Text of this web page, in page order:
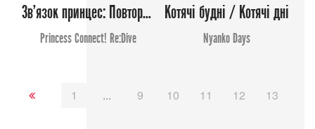
Зв'язок принцес: Повторне занурення!
Princess Connect! Re:Dive
Котячі будні / Котячі дні
Nyanko Days
1 ... 9 10 11 12 13